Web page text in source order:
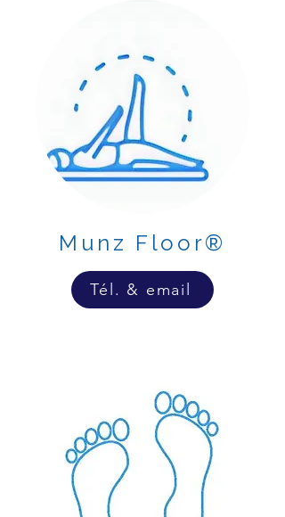
Munz Floor®
Tél. & email